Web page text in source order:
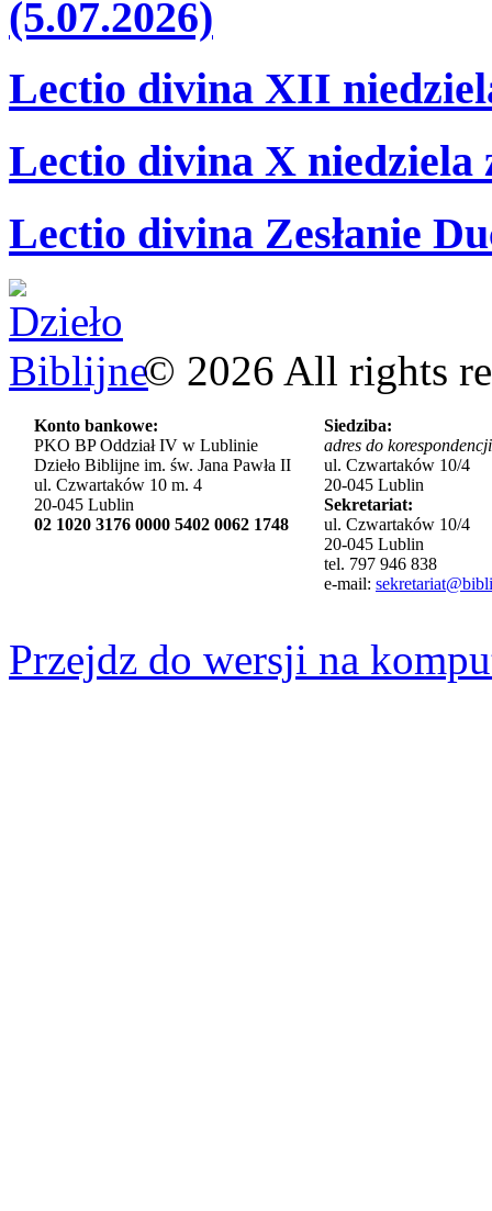
(5.07.2026)
Lectio divina XII
Lectio divina X niedziela
Lectio divina Zesłanie
© 2026 All rights
Konto bankowe:
PKO BP Oddział IV w Lublinie
Dzieło Biblijne im. św. Jana Pawła II
ul. Czwartaków 10 m. 4
20-045 Lublin
02 1020 3176 0000 5402 0062 1748
Siedziba:
adres do
ul. Czwartaków 10/4
20-045 Lublin
Sekretariat:
ul. Czwartaków 10/4
20-045 Lublin
tel. 797 946 838
e-mail:
Przejdz do wersji na